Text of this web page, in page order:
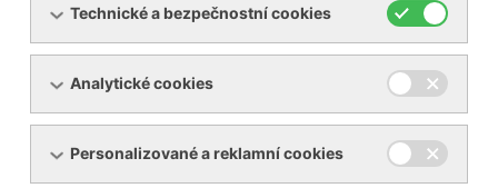
Pavel Musil
Obchodní zástupce
pavel.musil@ynna.cz
+420 602 550 677
Technické a bezpečnostní cookies
Analytické cookies
Personalizované a reklamní cookies